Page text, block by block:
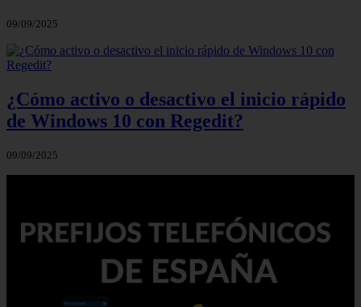
09/09/2025
¿Cómo activo o desactivo el inicio rápido
de Windows 10 con Regedit?
09/09/2025